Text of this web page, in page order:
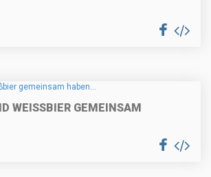
WEISSBIER GEMEINSAM H